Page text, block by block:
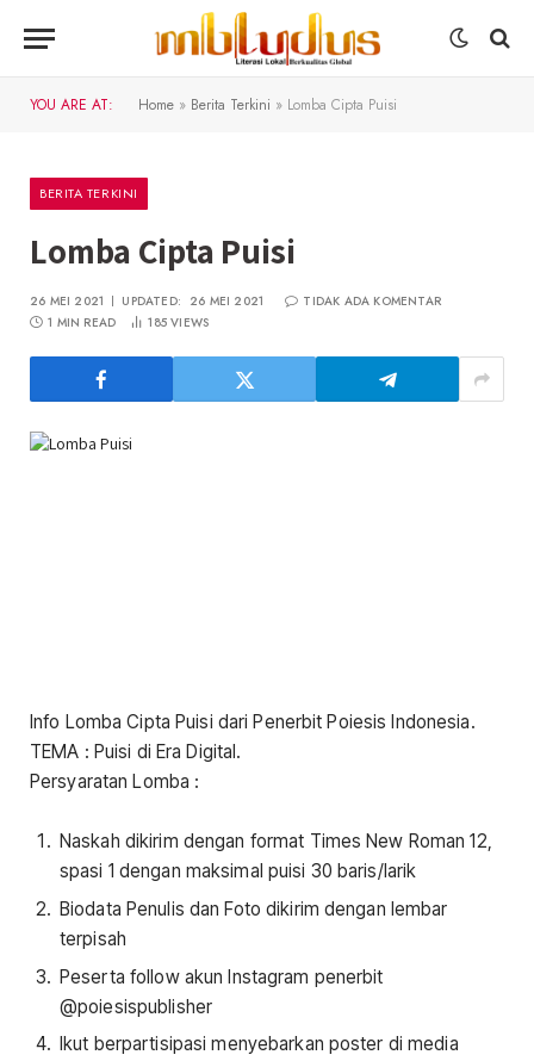
YOU ARE AT: Home » Berita Terkini » Lomba Cipta Puisi
BERITA TERKINI
Lomba Cipta Puisi
26 MEI 2021 UPDATED: 26 MEI 2021
TIDAK ADA KOMENTAR
1 MIN READ
185VIEWS
Info Lomba Cipta Puisi dari Penerbit Poiesis Indonesia.
TEMA : Puisi di Era Digital.
Persyaratan Lomba :
Naskah dikirim dengan format Times New Roman 12,
spasi 1 dengan maksimal puisi 30 baris/larik
Biodata Penulis dan Foto dikirim dengan lembar
terpisah
Peserta follow akun Instagram penerbit
@poiesispublisher
Ikut berpartisipasi menyebarkan poster di media